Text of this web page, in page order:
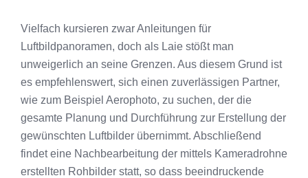
Vielfach kursieren zwar Anleitungen für
Luftbildpanoramen, doch als Laie stößt man
unweigerlich an seine Grenzen. Aus diesem Grund ist
es empfehlenswert, sich einen zuverlässigen Partner,
wie zum Beispiel Aerophoto, zu suchen, der die
gesamte Planung und Durchführung zur Erstellung der
gewünschten Luftbilder übernimmt. Abschließend
findet eine Nachbearbeitung der mittels Kameradrohne
erstellten Rohbilder statt, so dass beeindruckende